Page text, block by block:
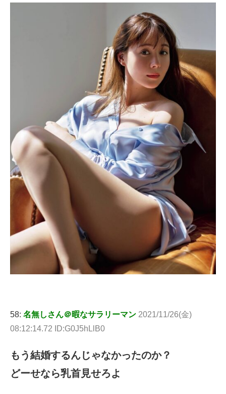
58: 名無しさん＠暇なサラリーマン 2021/11/26(金)
08:12:14.72 ID:G0J5hLlB0
もう結婚するんじゃなかったのか？
どーせなら乳首見せろよ